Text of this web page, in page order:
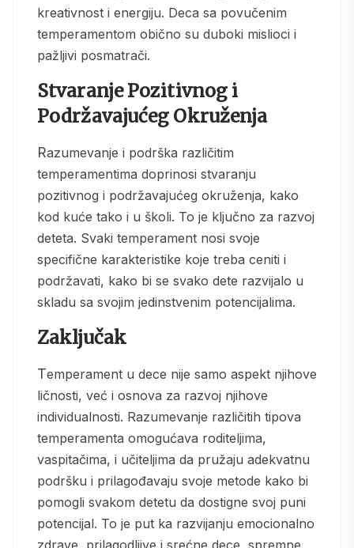
kreativnost i energiju. Deca sa povučenim
temperamentom obično su duboki mislioci i
pažljivi posmatrači.
Stvaranje Pozitivnog i
Podržavajućeg Okruženja
Razumevanje i podrška različitim
temperamentima doprinosi stvaranju
pozitivnog i podržavajućeg okruženja, kako
kod kuće tako i u školi. To je ključno za razvoj
deteta. Svaki temperament nosi svoje
specifične karakteristike koje treba ceniti i
podržavati, kako bi se svako dete razvijalo u
skladu sa svojim jedinstvenim potencijalima.
Zaključak
Temperament u dece nije samo aspekt njihove
ličnosti, već i osnova za razvoj njihove
individualnosti. Razumevanje različitih tipova
temperamenta omogućava roditeljima,
vaspitačima, i učiteljima da pružaju adekvatnu
podršku i prilagođavaju svoje metode kako bi
pomogli svakom detetu da dostigne svoj puni
potencijal. To je put ka razvijanju emocionalno
zdrave, prilagodljive i srećne dece, spremne